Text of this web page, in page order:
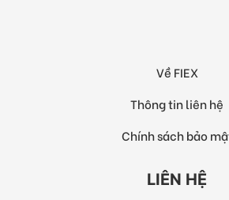
Về FIEX
Thông tin liên hệ
Chính sách bảo
LIÊN HỆ